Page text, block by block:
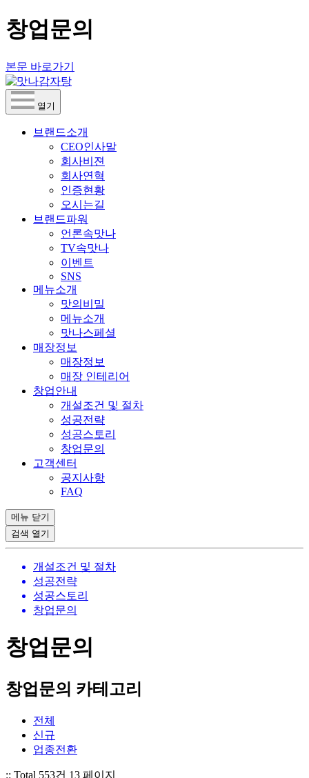
창업문의
본문 바로가기
열기
브랜드소개
CEO인사말
회사비젼
회사연혁
인증현황
오시는길
브랜드파워
언론속맛나
TV속맛나
이벤트
SNS
메뉴소개
맛의비밀
메뉴소개
맛나스페셜
매장정보
매장정보
매장 인테리어
창업안내
개설조건 및 절차
성공전략
성공스토리
창업문의
고객센터
공지사항
FAQ
메뉴 닫기
검색 열기
개설조건 및 절차
성공전략
성공스토리
창업문의
창업문의
창업문의 카테고리
전체
신규
업종전환
:: Total 553건 13 페이지